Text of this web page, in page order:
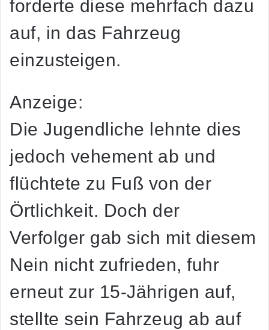
forderte diese mehrfach dazu
auf, in das Fahrzeug
einzusteigen.
Anzeige:
Die Jugendliche lehnte dies
jedoch vehement ab und
flüchtete zu Fuß von der
Örtlichkeit. Doch der
Verfolger gab sich mit diesem
Nein nicht zufrieden, fuhr
erneut zur 15-Jährigen auf,
stellte sein Fahrzeug ab auf